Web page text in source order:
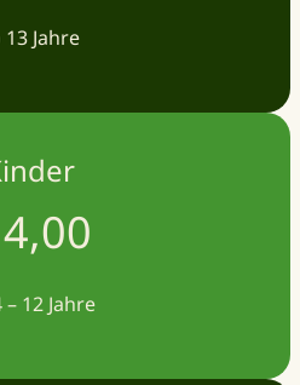
13 Jahre
– 12 Jahre